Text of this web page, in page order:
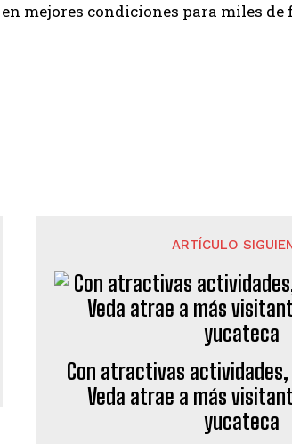
en mejores condiciones para miles
ARTÍCULO
Con atractivas
Veda atrae a más
yucateca